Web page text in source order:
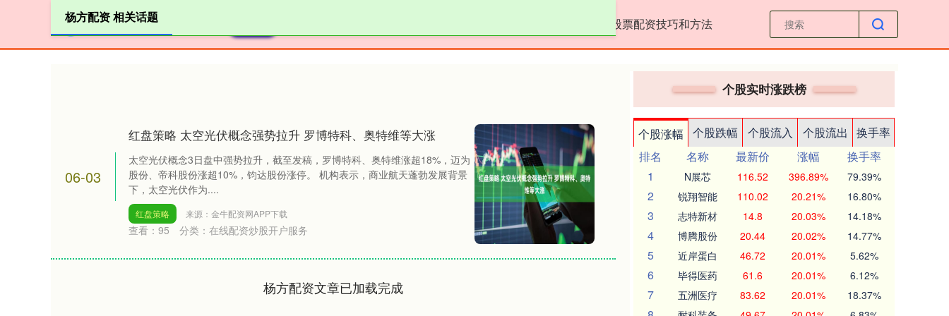
股票配资技巧和方法
杨方配资 相关话题
06-03
红盘策略 太空光伏概念强势拉升 罗博特科、奥特维等大涨
太空光伏概念3日盘中强势拉升，截至发稿，罗博特科、奥特维涨超18%，迈为
股份、帝科股份涨超10%，钧达股份涨停。 机构表示，商业航天蓬勃发展背景
下，太空光伏作为....
红盘策略 来源：金牛配资网APP下载
查看： 95 分类： 在线配资炒股开户服务
杨方配资文章已加载完成
个股实时涨跌榜
个股涨幅 个股跌幅 个股流入 个股流出
换手率
排名
名称 最新价 涨幅
换手率
1
N展芯 116.52 396.89% 79.39%
2 锐翔智能 110.02 20.21% 16.80%
3 志特新材 14.8 20.03% 14.18%
4 博腾股份 20.44 20.02% 14.77%
5 近岸蛋白 46.72 20.01% 5.62%
6 毕得医药 61.6 20.01% 6.12%
7 五洲医疗 83.62 20.01% 18.37%